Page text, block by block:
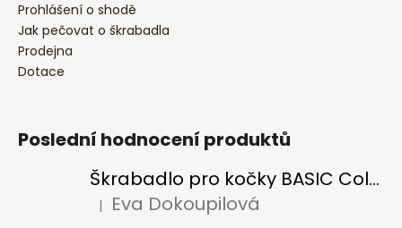
Prohlášení o shodě
Jak pečovat o škrabadla
Prodejna
Dotace
Poslední hodnocení produktů
Škrabadlo pro kočky BASIC Colour
Hodnocení produktu je 5 z 5 hvězdiček.
| Eva Dokoupilová